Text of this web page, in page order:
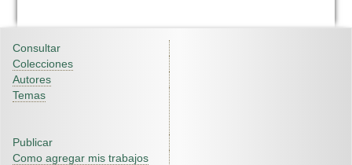
Consultar
Colecciones
Autores
Temas
Publicar
Como agregar mis trabajos